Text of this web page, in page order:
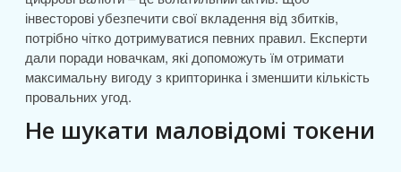
інвесторові убезпечити свої вкладення від збитків,
потрібно чітко дотримуватися певних правил. Експерти
дали поради новачкам, які допоможуть їм отримати
максимальну вигоду з крипторинка і зменшити кількість
провальних угод.
Не шукати маловідомі токени